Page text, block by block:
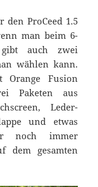
ProCeed 1.5
man beim 6-
gibt auch zwei
wählen kann.
Orange Fusion
Paketen aus
Leder-
und etwas
noch immer
dem gesamten